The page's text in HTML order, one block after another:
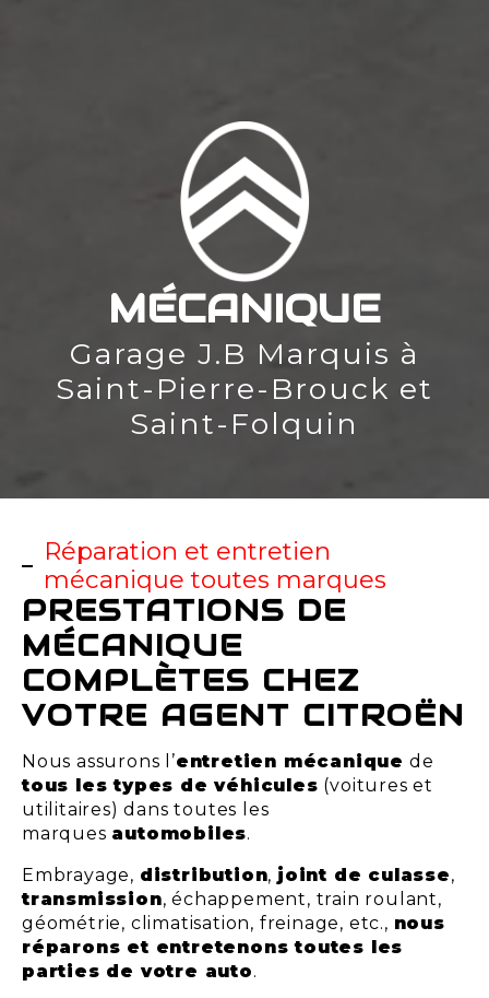
MÉCANIQUE
Garage J.B Marquis à
Saint-Pierre-Brouck et
Saint-Folquin
Réparation et entretien
mécanique toutes marques
PRESTATIONS DE
MÉCANIQUE
COMPLÈTES CHEZ
VOTRE AGENT CITROËN
Nous assurons l’entretien mécanique de
tous les types de véhicules (voitures et
utilitaires) dans toutes les
marques automobiles.
Embrayage, distribution, joint de culasse,
transmission, échappement, train roulant,
géométrie, climatisation, freinage, etc., nous
réparons et entretenons toutes les
parties de votre auto.